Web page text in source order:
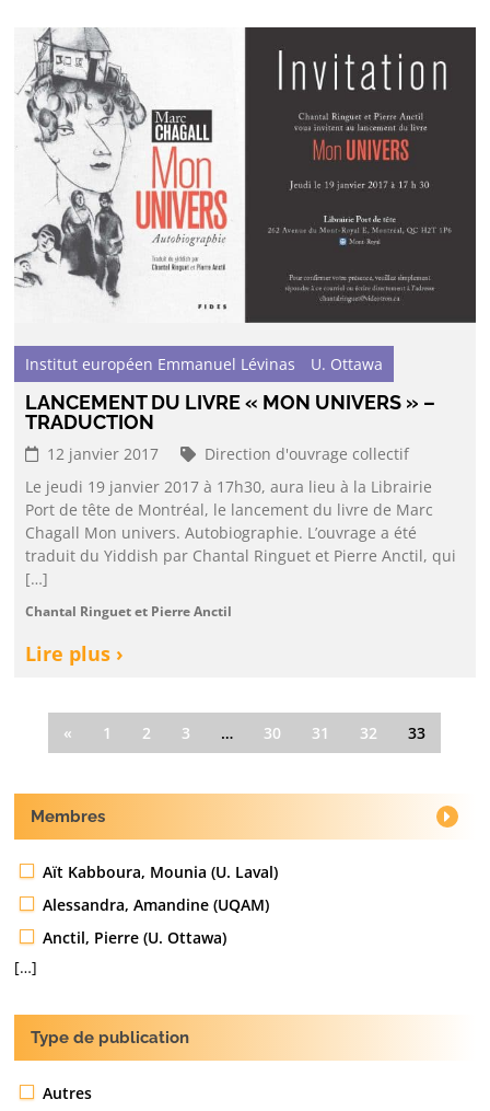
Institut européen Emmanuel Lévinas U. Ottawa
LANCEMENT DU LIVRE « MON UNIVERS » –
TRADUCTION
12 janvier 2017
Direction d'ouvrage collectif
Le jeudi 19 janvier 2017 à 17h30, aura lieu à la Librairie
Port de tête de Montréal, le lancement du livre de Marc
Chagall Mon univers. Autobiographie. L’ouvrage a été
traduit du Yiddish par Chantal Ringuet et Pierre Anctil, qui
[…]
Chantal Ringuet et Pierre Anctil
Lire plus ›
« 1 2 3 … 30 31 32 33
Membres
Aït Kabboura, Mounia (U. Laval)
Alessandra, Amandine (UQAM)
Anctil, Pierre (U. Ottawa)
[…]
Type de publication
Autres